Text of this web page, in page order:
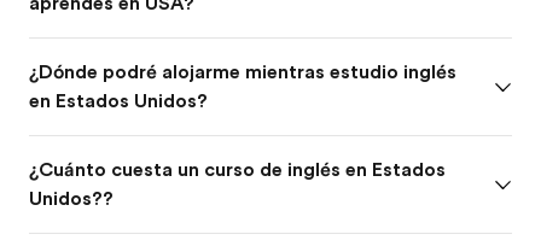
¿Dónde podré alojarme mientras estudio inglés
en Estados Unidos?
¿Cuánto cuesta un curso de inglés en Estados
Unidos??